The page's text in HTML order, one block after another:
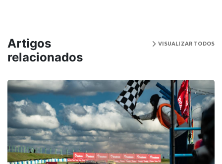
Artigos
relacionados
VISUALIZAR TODOS